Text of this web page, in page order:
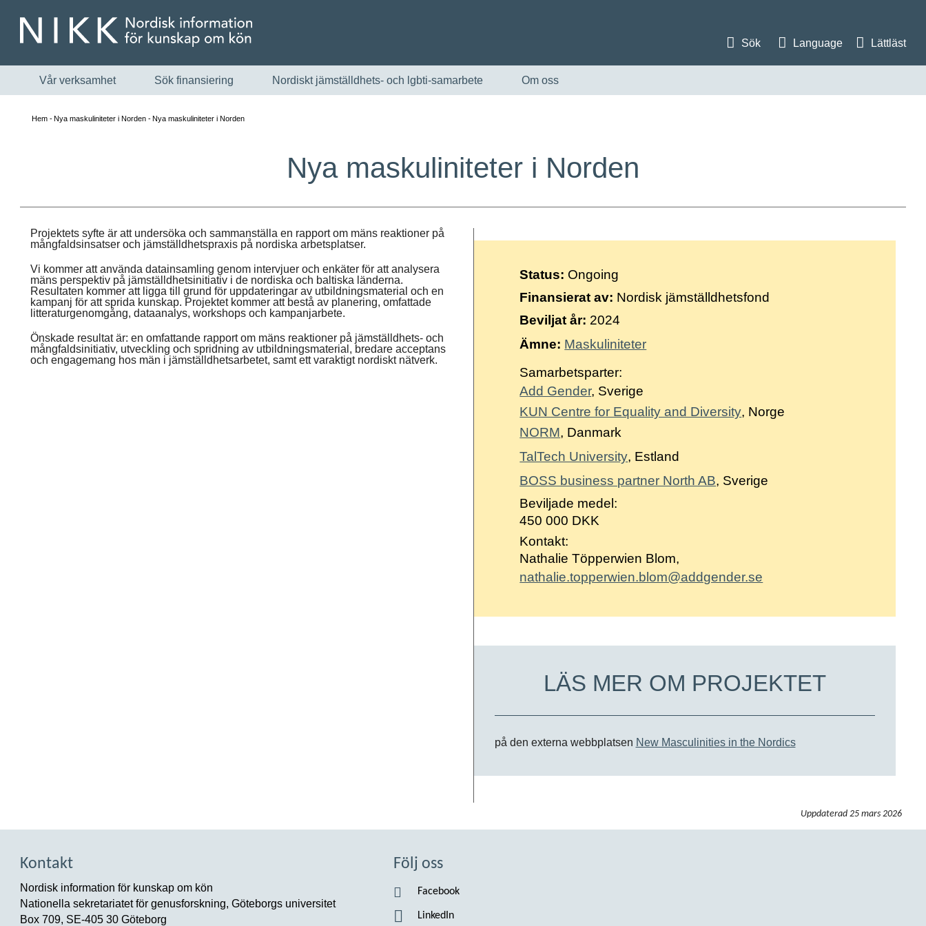
Skandinaviska
Suomi
Íslenska
Sök Language Lättläst
Vår verksamhet Sök finansiering Nordiskt jämställdhets- och lgbti-samarbete Om oss
Hem Nya maskuliniteter i Norden Nya maskuliniteter i Norden
Nya maskuliniteter i Norden
Projektets syfte är att undersöka och sammanställa en rapport om mäns reaktioner på
mångfaldsinsatser och jämställdhetspraxis på nordiska arbetsplatser.
Vi kommer att använda datainsamling genom intervjuer och enkäter för att analysera
mäns perspektiv på jämställdhetsinitiativ i de nordiska och baltiska länderna.
Resultaten kommer att ligga till grund för uppdateringar av utbildningsmaterial och en
kampanj för att sprida kunskap. Projektet kommer att bestå av planering, omfattade
litteraturgenomgång, dataanalys, workshops och kampanjarbete.
Önskade resultat är: en omfattande rapport om mäns reaktioner på jämställdhets- och
mångfaldsinitiativ, utveckling och spridning av utbildningsmaterial, bredare acceptans
och engagemang hos män i jämställdhetsarbetet, samt ett varaktigt nordiskt nätverk.
Status: Ongoing
Finansierat av: Nordisk jämställdhetsfond
Beviljat år: 2024
Ämne: Maskuliniteter
Samarbetsparter:
Add Gender, Sverige
KUN Centre for Equality and Diversity, Norge
NORM, Danmark
TalTech University, Estland
BOSS business partner North AB, Sverige
Beviljade medel:
450 000 DKK
Kontakt:
Nathalie Töpperwien Blom,
nathalie.topperwien.blom@addgender.se
LÄS MER OM PROJEKTET
på den externa webbplatsen New Masculinities in the Nordics
Uppdaterad 25 mars 2026
Kontakt
Nordisk information för kunskap om kön
Nationella sekretariatet för genusforskning, Göteborgs universitet
Box 709, SE-405 30 Göteborg
Följ oss
Facebook
LinkedIn